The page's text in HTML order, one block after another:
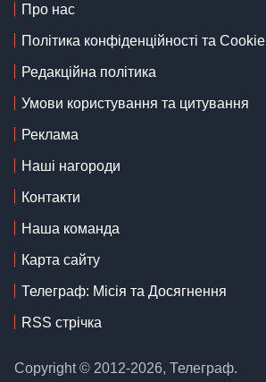
Про нас
Політика конфіденційності та Cookie
Редакційна політика
Умови користування та цитування
Реклама
Наші нагороди
Контакти
Наша команда
Карта сайту
Телеграф: Місія та Досягнення
RSS стрічка
Copyright © 2012-2026, Телеграф.